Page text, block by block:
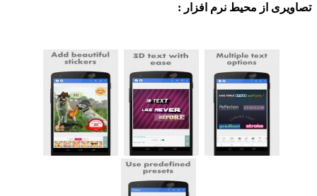
از محیط نرم افزار :